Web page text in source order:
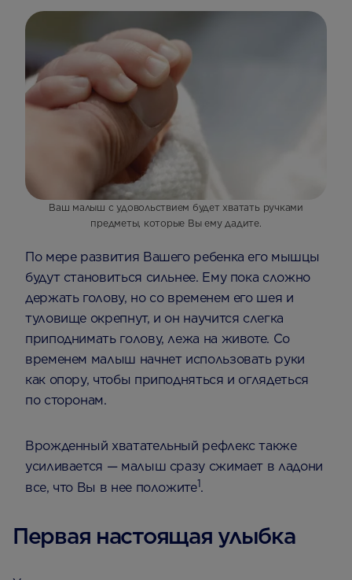
Ваш малыш с удовольствием будет хватать ручками
предметы, которые Вы ему дадите.
По мере развития Вашего ребенка его мышцы
будут становиться сильнее. Ему пока сложно
держать голову, но со временем его шея и
туловище окрепнут, и он научится слегка
приподнимать голову, лежа на животе. Со
временем малыш начнет использовать руки
как опору, чтобы приподняться и оглядеться
по сторонам.
Врожденный хватательный рефлекс также
усиливается — малыш сразу сжимает в ладони
все, что Вы в нее положите1.
Первая настоящая улыбка